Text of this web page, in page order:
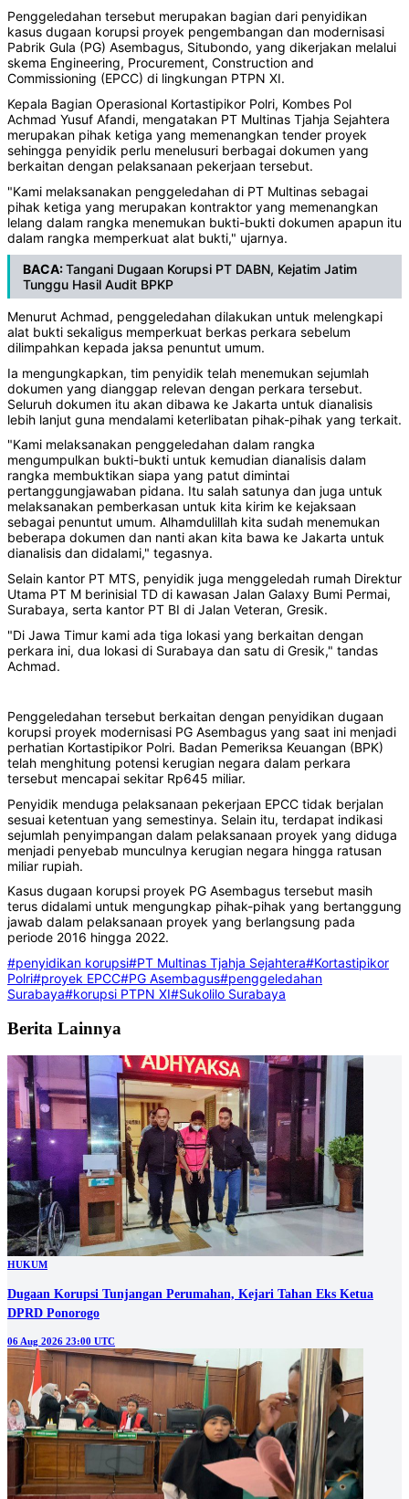
Penggeledahan tersebut merupakan bagian dari penyidikan
kasus dugaan korupsi proyek pengembangan dan modernisasi
Pabrik Gula (PG) Asembagus, Situbondo, yang dikerjakan melalui
skema Engineering, Procurement, Construction and
Commissioning (EPCC) di lingkungan PTPN XI.
Kepala Bagian Operasional Kortastipikor Polri, Kombes Pol
Achmad Yusuf Afandi, mengatakan PT Multinas Tjahja Sejahtera
merupakan pihak ketiga yang memenangkan tender proyek
sehingga penyidik perlu menelusuri berbagai dokumen yang
berkaitan dengan pelaksanaan pekerjaan tersebut.
"Kami melaksanakan penggeledahan di PT Multinas sebagai
pihak ketiga yang merupakan kontraktor yang memenangkan
lelang dalam rangka menemukan bukti-bukti dokumen apapun itu
dalam rangka memperkuat alat bukti," ujarnya.
BACA:Tangani Dugaan Korupsi PT DABN, Kejatim Jatim
Tunggu Hasil Audit BPKP
Menurut Achmad, penggeledahan dilakukan untuk melengkapi
alat bukti sekaligus memperkuat berkas perkara sebelum
dilimpahkan kepada jaksa penuntut umum.
Ia mengungkapkan, tim penyidik telah menemukan sejumlah
dokumen yang dianggap relevan dengan perkara tersebut.
Seluruh dokumen itu akan dibawa ke Jakarta untuk dianalisis
lebih lanjut guna mendalami keterlibatan pihak-pihak yang terkait.
"Kami melaksanakan penggeledahan dalam rangka
mengumpulkan bukti-bukti untuk kemudian dianalisis dalam
rangka membuktikan siapa yang patut dimintai
pertanggungjawaban pidana. Itu salah satunya dan juga untuk
melaksanakan pemberkasan untuk kita kirim ke kejaksaan
sebagai penuntut umum. Alhamdulillah kita sudah menemukan
beberapa dokumen dan nanti akan kita bawa ke Jakarta untuk
dianalisis dan didalami," tegasnya.
Selain kantor PT MTS, penyidik juga menggeledah rumah Direktur
Utama PT M berinisial TD di kawasan Jalan Galaxy Bumi Permai,
Surabaya, serta kantor PT BI di Jalan Veteran, Gresik.
"Di Jawa Timur kami ada tiga lokasi yang berkaitan dengan
perkara ini, dua lokasi di Surabaya dan satu di Gresik," tandas
Achmad.
Penggeledahan tersebut berkaitan dengan penyidikan dugaan
korupsi proyek modernisasi PG Asembagus yang saat ini menjadi
perhatian Kortastipikor Polri. Badan Pemeriksa Keuangan (BPK)
telah menghitung potensi kerugian negara dalam perkara
tersebut mencapai sekitar Rp645 miliar.
Penyidik menduga pelaksanaan pekerjaan EPCC tidak berjalan
sesuai ketentuan yang semestinya. Selain itu, terdapat indikasi
sejumlah penyimpangan dalam pelaksanaan proyek yang diduga
menjadi penyebab munculnya kerugian negara hingga ratusan
miliar rupiah.
Kasus dugaan korupsi proyek PG Asembagus tersebut masih
terus didalami untuk mengungkap pihak-pihak yang bertanggung
jawab dalam pelaksanaan proyek yang berlangsung pada
periode 2016 hingga 2022.
#penyidikan korupsi#PT Multinas Tjahja Sejahtera#Kortastipikor
Polri#proyek EPCC#PG Asembagus#penggeledahan
Surabaya#korupsi PTPN XI#Sukolilo Surabaya
Berita Lainnya
HUKUM
Dugaan Korupsi Tunjangan Perumahan, Kejari Tahan Eks Ketua
DPRD Ponorogo
06 Aug 2026 23:00 UTC